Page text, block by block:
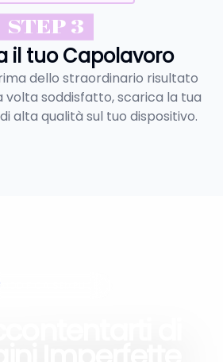
STEP 3
il tuo Capolavoro
dello straordinario risultato
volta soddisfatto, scarica la tua
alta qualità sul tuo dispositivo.
MODIFICA SEMPLICE